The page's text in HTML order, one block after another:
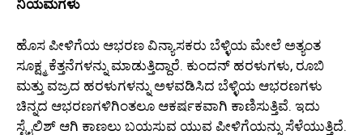
ನಿಯಮಗಳು
ಹೊಸ ಪೀಳಿಗೆಯ ಆಭರಣ ವಿನ್ಯಾಸಕರು ಬೆಳ್ಳಿಯ ಮೇಲೆ ಅತ್ಯಂತ
ಸೂಕ್ಷ್ಮ ಕೆತ್ತನೆಗಳನ್ನು ಮಾಡುತ್ತಿದ್ದಾರೆ. ಕುಂದನ್ ಹರಳುಗಳು, ರೂಬಿ
ಮತ್ತು ವಜ್ರದ ಹರಳುಗಳನ್ನು ಅಳವಡಿಸಿದ ಬೆಳ್ಳಿಯ ಆಭರಣಗಳು
ಚಿನ್ನದ ಆಭರಣಗಳಿಗಿಂತಲೂ ಆಕರ್ಷಕವಾಗಿ ಕಾಣಿಸುತ್ತಿವೆ. ಇದು
ಸ್ಟೈಲಿಶ್ ಆಗಿ ಕಾಣಲು ಬಯಸುವ ಯುವ ಪೀಳಿಗೆಯನ್ನು ಸೆಳೆಯುತ್ತಿದೆ.